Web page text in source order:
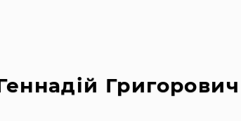
Григорович